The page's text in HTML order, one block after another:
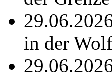
in der